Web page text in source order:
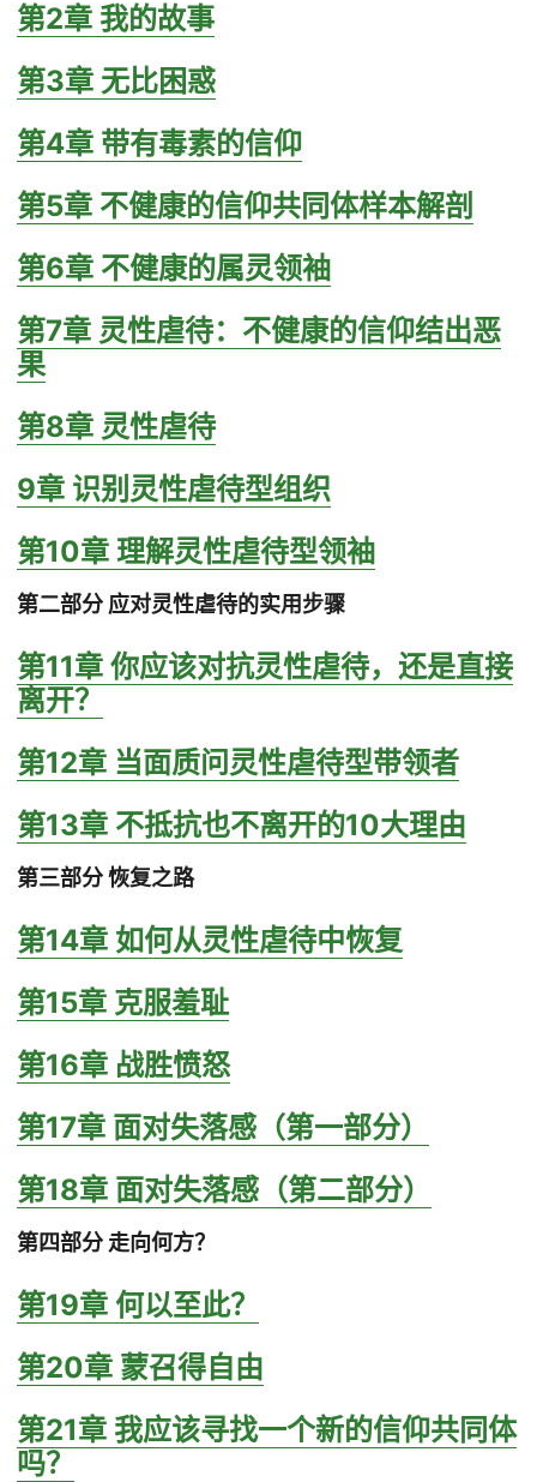
第2章 我的故事
第3章 无比困惑
第4章 带有毒素的信仰
第5章 不健康的信仰共同体样本解剖
第6章 不健康的属灵领袖
第7章 灵性虐待：不健康的信仰结出恶
果
第8章 灵性虐待
9章 识别灵性虐待型组织
第10章 理解灵性虐待型领袖
第二部分 应对灵性虐待的实用步骤
第11章 你应该对抗灵性虐待，还是直接
离开？
第12章 当面质问灵性虐待型带领者
第13章 不抵抗也不离开的10大理由
第三部分 恢复之路
第14章 如何从灵性虐待中恢复
第15章 克服羞耻
第16章 战胜愤怒
第17章 面对失落感（第一部分）
第18章 面对失落感（第二部分）
第四部分 走向何方？
第19章 何以至此？
第20章 蒙召得自由
第21章 我应该寻找一个新的信仰共同体
吗？